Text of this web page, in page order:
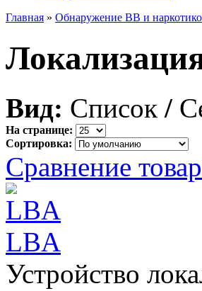
Главная » Обнаружение ВВ и
Вид: Список /
На странице:
Сортировка:
Сравнение
LBA
Устройство